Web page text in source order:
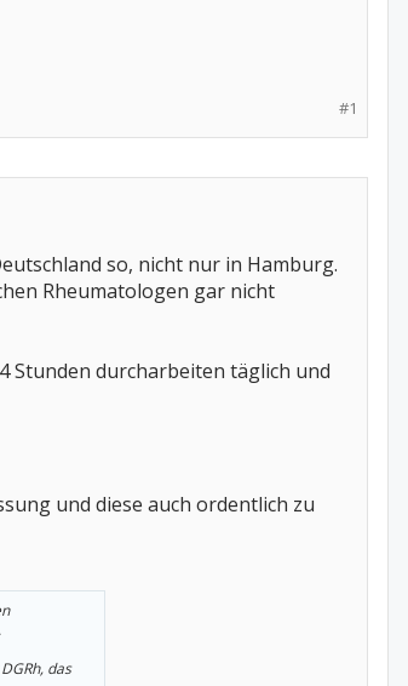
#1
so, nicht nur in Hamburg.
Rheumatologen gar nicht
Stunden durcharbeiten täglich und
und diese auch ordentlich zu
das